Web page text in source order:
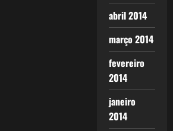
abril 2014
março 2014
fevereiro
2014
janeiro
2014